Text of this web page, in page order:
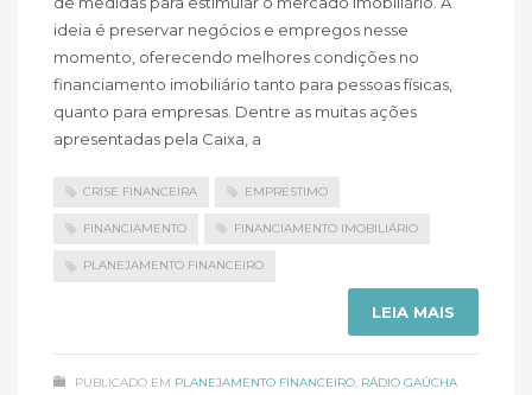
ideia é preservar negócios e empregos nesse
momento, oferecendo melhores condições no
financiamento imobiliário tanto para pessoas físicas,
quanto para empresas. Dentre as muitas ações
apresentadas pela Caixa, a
CRISE FINANCEIRA EMPRESTIMO
FINANCIAMENTO FINANCIAMENTO IMOBILIÁRIO
PLANEJAMENTO FINANCEIRO
LEIA MAIS
PUBLICADO EM PLANEJAMENTO FINANCEIRO, RÁDIO GAÚCHA